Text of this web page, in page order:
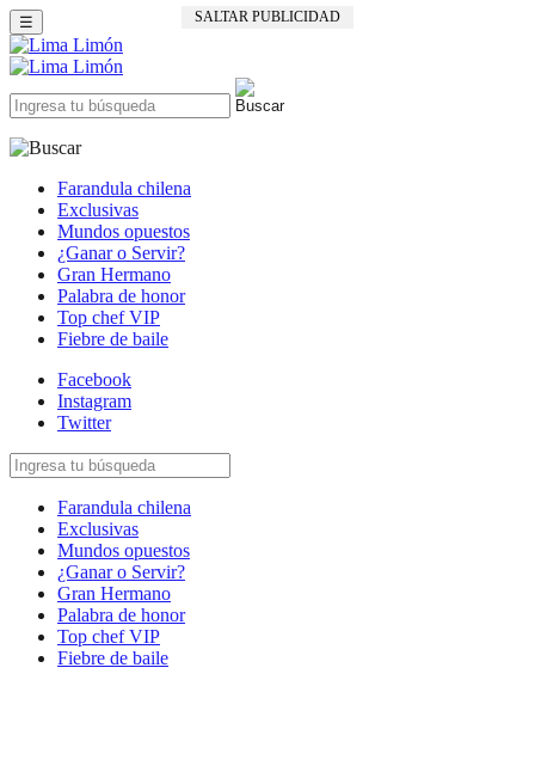
SALTAR PUBLICIDAD
☰
Farandula chilena
Exclusivas
Mundos opuestos
¿Ganar o Servir?
Gran Hermano
Palabra de honor
Top chef VIP
Fiebre de baile
Facebook
Instagram
Twitter
Farandula chilena
Exclusivas
Mundos opuestos
¿Ganar o Servir?
Gran Hermano
Palabra de honor
Top chef VIP
Fiebre de baile